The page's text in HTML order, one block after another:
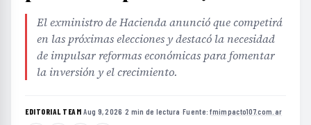
El exministro de Hacienda anunció que competirá
en las próximas elecciones y destacó la necesidad
de impulsar reformas económicas para fomentar
la inversión y el crecimiento.
EDITORIAL TEAM·Aug 9, 2026 ·2 min de lectura ·Fuente:fmimpacto107.com.ar